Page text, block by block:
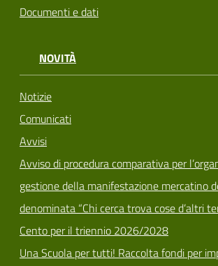
Documenti e dati
NOVITÀ
Notizie
Comunicati
Avvisi
Avviso di procedura comparativa per
gestione della manifestazione mercatino
denominata “Chi cerca trova cose d’altri
Cento per il triennio 2026/2028
Una Scuola per tutti! Raccolta fondi per